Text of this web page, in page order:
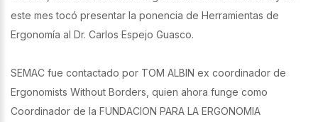
este mes tocó presentar la ponencia de Herramientas de
Ergonomía al Dr. Carlos Espejo Guasco.
SEMAC fue contactado por TOM ALBIN ex coordinador de
Ergonomists Without Borders, quien ahora funge como
Coordinador de la FUNDACION PARA LA ERGONOMIA